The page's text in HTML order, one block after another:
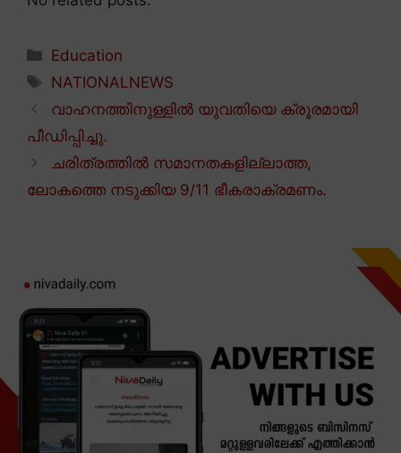
Categories
Education
Tags
NATIONALNEWS
വാഹനത്തിനുള്ളിൽ യുവതിയെ ക്രൂരമായി
പീഡിപ്പിച്ചു.
ചരിത്രത്തിൽ സമാനതകളില്ലാത്ത,
ലോകത്തെ നടുക്കിയ 9/11 ഭീകരാക്രമണം.